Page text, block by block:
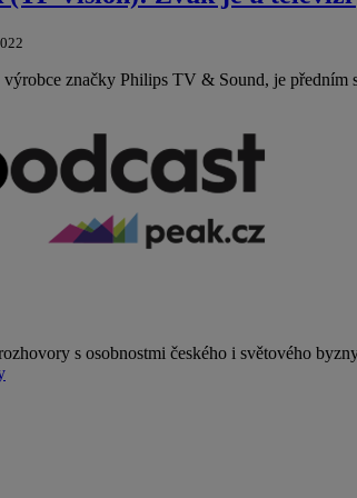
výrobce značky Philips TV & Sound, je
s osobnostmi českého i světového